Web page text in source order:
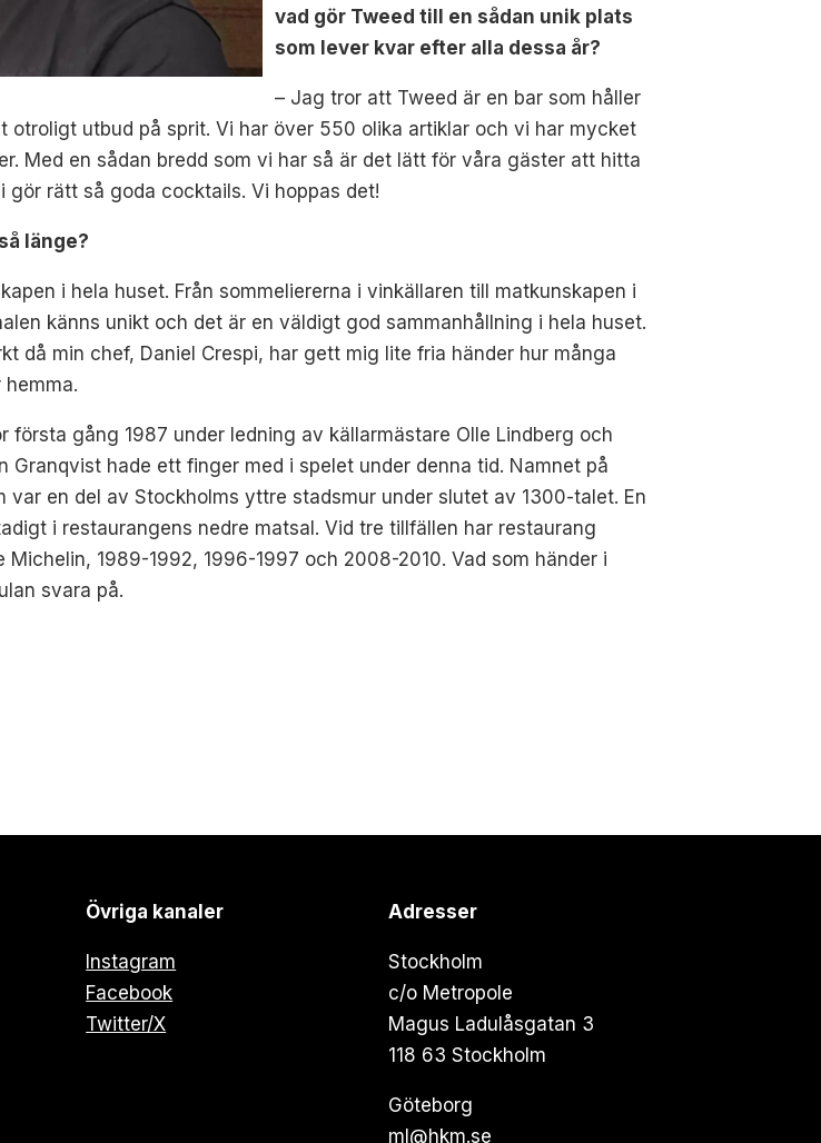
vad gör Tweed till en sådan unik plats
som lever kvar efter alla dessa år?
– Jag tror att Tweed är en bar som håller
utbud på sprit. Vi har över 550 olika artiklar och vi har mycket
Med en sådan bredd som vi har så är det lätt för våra gäster att hitta
rätt så goda cocktails. Vi hoppas det!
länge?
i hela huset. Från sommeliererna i vinkällaren till matkunskapen i
känns unikt och det är en väldigt god sammanhållning i hela huset.
då min chef, Daniel Crespi, har gett mig lite fria händer hur många
gång 1987 under ledning av källarmästare Olle Lindberg och
Granqvist hade ett finger med i spelet under denna tid. Namnet på
en del av Stockholms yttre stadsmur under slutet av 1300-talet. En
i restaurangens nedre matsal. Vid tre tillfällen har restaurang
1989-1992, 1996-1997 och 2008-2010. Vad som händer i
svara på.
Övriga kanaler
Instagram
Facebook
Twitter/X
Adresser
Stockholm
c/o Metropole
Magus Ladulåsgatan 3
118 63 Stockholm
Göteborg
ml@hkm.se